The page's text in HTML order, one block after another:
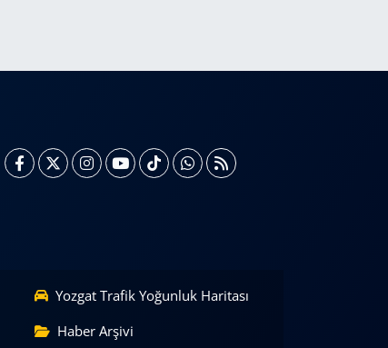
Yozgat Trafik Yoğunluk Haritası
Haber Arşivi